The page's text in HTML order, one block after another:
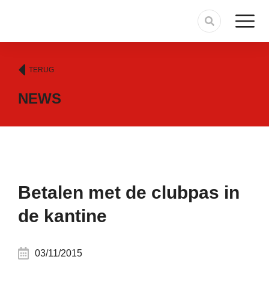
TERUG
NEWS
Betalen met de clubpas in
de kantine
03/11/2015